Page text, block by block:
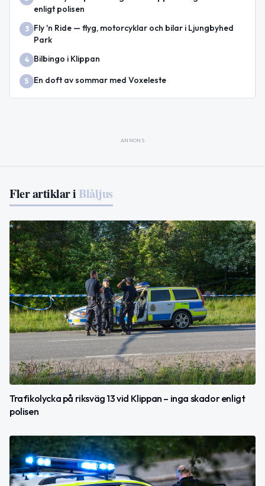
enligt polisen
3
Fly 'n Ride — flyg, motorcyklar och bilar i Ljungbyhed
Park
4 Bilbingo i Klippan
5 En doft av sommar med Voxeleste
ANNONS
Fler artiklar iBlåljus
Trafikolycka på riksväg 13 vid Klippan – inga skador enligt
polisen